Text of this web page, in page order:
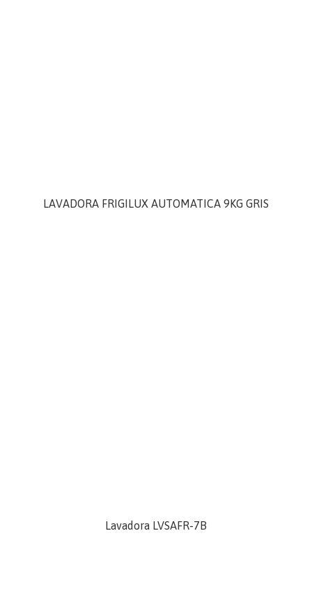
LAVADORA FRIGILUX AUTOMATICA 9KG GRIS
Lavadora LVSAFR-7B